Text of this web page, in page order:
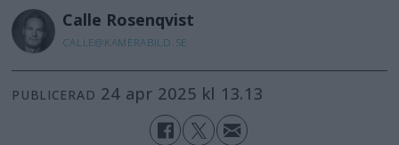
Calle Rosenqvist
CALLE@KAMERABILD.SE
PUBLICERAD 24 apr 2025 kl 13.13